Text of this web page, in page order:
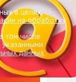
в целях
на обработку
том числе
данных